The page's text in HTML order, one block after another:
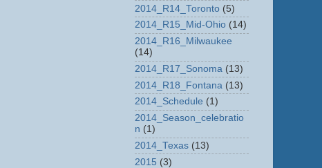
2014_R14_Toronto (5)
2014_R15_Mid-Ohio (14)
2014_R16_Milwaukee
(14)
2014_R17_Sonoma (13)
2014_R18_Fontana (13)
2014_Schedule (1)
2014_Season_celebratio
n (1)
2014_Texas (13)
2015 (3)